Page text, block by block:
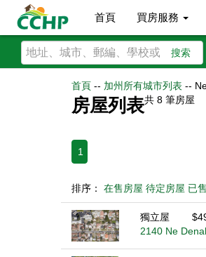
首頁 買房服務
搜索
首頁 -- 加州所有城市列表 --
房屋列表共 8 筆房屋
1
排序： 在售房屋 待定房屋 已
獨立屋
2140 Ne